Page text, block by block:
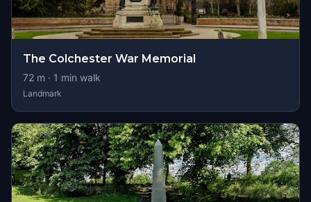
The Colchester War Memorial
72 m · 1 min walk
Landmark